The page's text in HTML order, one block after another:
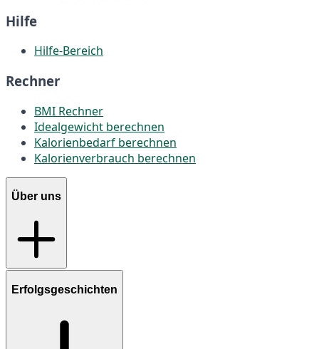
Hilfe
Hilfe-Bereich
Rechner
BMI Rechner
Idealgewicht berechnen
Kalorienbedarf berechnen
Kalorienverbrauch berechnen
Über uns
Erfolgsgeschichten